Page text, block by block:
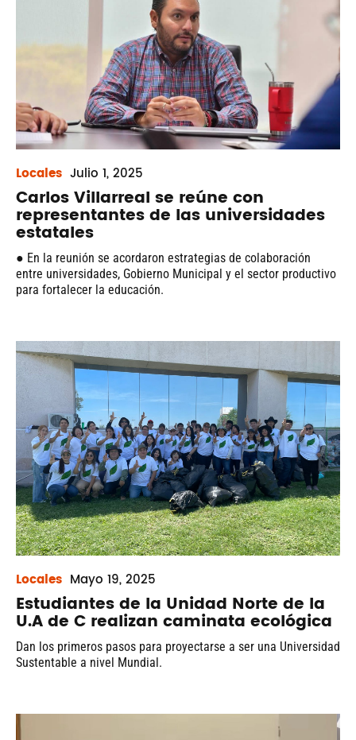
Locales Julio 1, 2025
Carlos Villarreal se reúne con
representantes de las universidades
estatales
● En la reunión se acordaron estrategias de colaboración
entre universidades, Gobierno Municipal y el sector productivo
para fortalecer la educación.
Locales Mayo 19, 2025
Estudiantes de la Unidad Norte de la
U.A de C realizan caminata ecológica
Dan los primeros pasos para proyectarse a ser una Universidad
Sustentable a nivel Mundial.